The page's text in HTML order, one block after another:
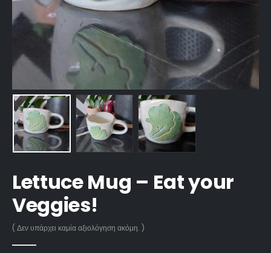
Lettuce Mug – Eat your
Veggies!
( Δεν υπάρχει καμία αξιολόγηση ακόμη. )